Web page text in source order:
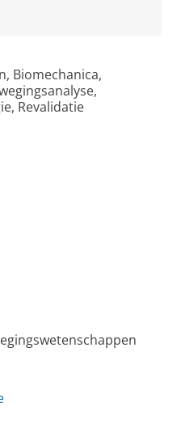
Biomechanica,
Revalidatie